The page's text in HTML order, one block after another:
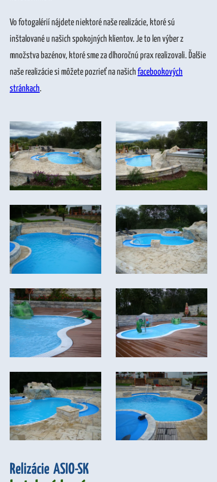
Vo fotogalérií nájdete niektoré naše realizácie, ktoré sú
inštalované u našich spokojných klientov. Je to len výber z
množstva bazénov, ktoré sme za dlhoročnú prax realizovali. Ďalšie
naše realizácie si môžete pozrieť na našich facebookových
stránkach.
Relizácie ASIO-SK